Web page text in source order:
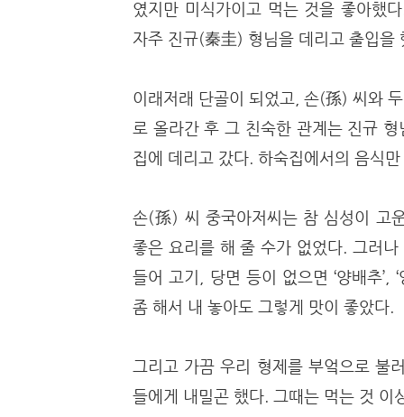
였지만 미식가이고 먹는 것을 좋아했
자주 진규(秦圭) 형님을 데리고 출입
이래저래 단골이 되었고, 손(孫) 씨와
로 올라간 후 그 친숙한 관계는 진규
집에 데리고 갔다. 하숙집에서의 음식
손(孫) 씨 중국아저씨는 참 심성이 고
좋은 요리를 해 줄 수가 없었다. 그러
들어 고기, 당면 등이 없으면 ‘양배추’,
좀 해서 내 놓아도 그렇게 맛이 좋았다.
그리고 가끔 우리 형제를 부엌으로 불
들에게 내밀곤 했다. 그때는 먹는 것